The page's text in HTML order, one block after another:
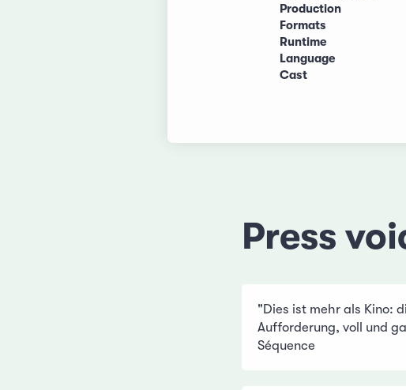
Production
Formats
Runtime
Language
Cast
Press
"Dies ist mehr als Kino:
Aufforderung, voll und
Séquence